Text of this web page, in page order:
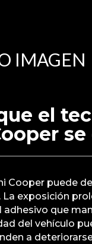
IMAGEN
el
se
Cooper puede
exposición
adhesivo que
del vehículo
a